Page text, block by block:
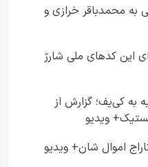
به محمدباقر خرازی و
از فردا برای این کدهای ملی شارژ
کی‌یف؛ گزارش از
اموال شان+ ویدیو